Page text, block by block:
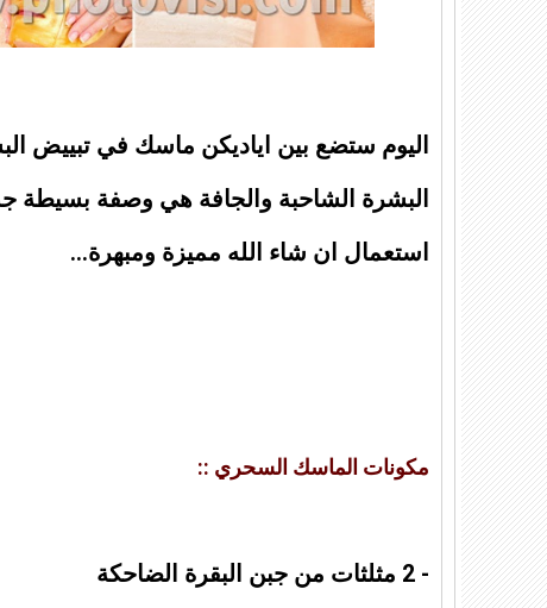
اليوم ستضع بين اياديكن ماسك في تبييض
البشرة الشاحبة والجافة هي وصفة بسيطة
استعمال ان شاء الله مميزة ومبهرة…
مكونات الماسك السحري ::
- 2 مثلثات من جبن البقرة الضاحكة